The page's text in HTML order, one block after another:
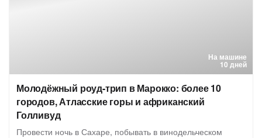
На машине
10 дней
Молодёжный роуд-трип в Марокко: более 10
городов, Атласские горы и африканский
Голливуд
Провести ночь в Сахаре, побывать в винодельческом